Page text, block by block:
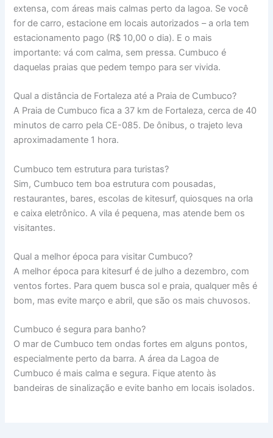
extensa, com áreas mais calmas perto da lagoa. Se você
for de carro, estacione em locais autorizados – a orla tem
estacionamento pago (R$ 10,00 o dia). E o mais
importante: vá com calma, sem pressa. Cumbuco é
daquelas praias que pedem tempo para ser vivida.
Qual a distância de Fortaleza até a Praia de Cumbuco?
A Praia de Cumbuco fica a 37 km de Fortaleza, cerca de 40
minutos de carro pela CE-085. De ônibus, o trajeto leva
aproximadamente 1 hora.
Cumbuco tem estrutura para turistas?
Sim, Cumbuco tem boa estrutura com pousadas,
restaurantes, bares, escolas de kitesurf, quiosques na orla
e caixa eletrônico. A vila é pequena, mas atende bem os
visitantes.
Qual a melhor época para visitar Cumbuco?
A melhor época para kitesurf é de julho a dezembro, com
ventos fortes. Para quem busca sol e praia, qualquer mês é
bom, mas evite março e abril, que são os mais chuvosos.
Cumbuco é segura para banho?
O mar de Cumbuco tem ondas fortes em alguns pontos,
especialmente perto da barra. A área da Lagoa de
Cumbuco é mais calma e segura. Fique atento às
bandeiras de sinalização e evite banho em locais isolados.